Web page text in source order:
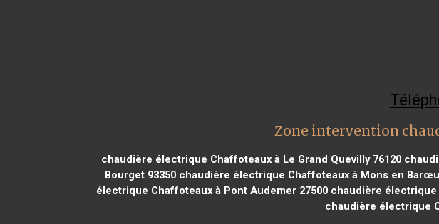
Zone intervention
chaudière électrique Chaffoteaux à Le Grand Quevilly 76120
Bourget 93350chaudière électrique Chaffoteaux à Mons en
électrique Chaffoteaux à Pont Audemer 27500 chaudière électrique
chaudière électrique